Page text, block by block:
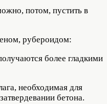
потом, пустить в
рубероидом:
более гладкими
необходимая для
бетона.